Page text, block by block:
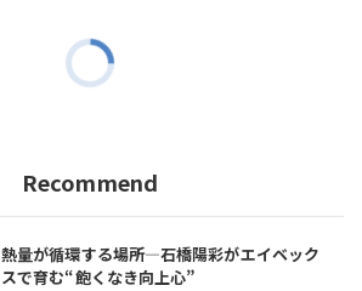
Recommend
熱量が循環する場所—石橋陽彩がエイベック
スで育む“飽くなき向上心”